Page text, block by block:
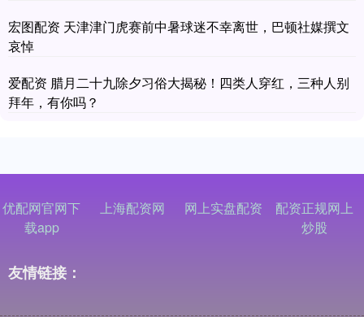
宏图配资 天津津门虎赛前中暑球迷不幸离世，巴顿社媒撰文
哀悼
爱配资 腊月二十九除夕习俗大揭秘！四类人穿红，三种人别
拜年，有你吗？
优配网官网下
载app
上海配资网 网上实盘配资
配资正规网上
炒股
友情链接：